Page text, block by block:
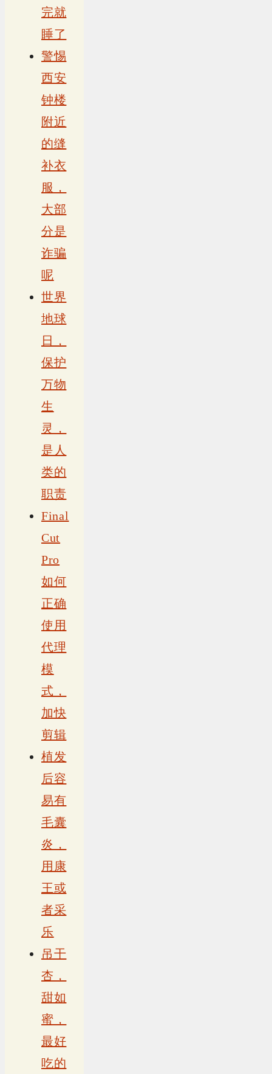
完就
睡了
警惕
西安
钟楼
附近
的缝
补衣
服，
大部
分是
诈骗
呢
世界
地球
日，
保护
万物
生
灵，
是人
类的
职责
Final
Cut
Pro
如何
正确
使用
代理
模
式，
加快
剪辑
植发
后容
易有
毛囊
炎，
用康
王或
者采
乐
吊干
杏，
甜如
蜜，
最好
吃的